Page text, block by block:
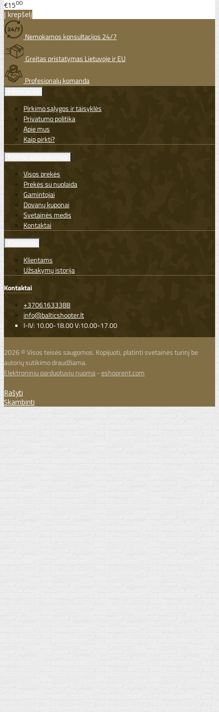
€1500
Į krepšelį
Nemokamos konsultacijos 24/7
Greitas pristatymas Lietuvoje ir EU
Profesionalų komanda
Pirkimo sąlygos ir taisyklės
Privatumo politika
Apie mus
Kaip pirkti?
Visos prekės
Prekės su nuolaida
Gamintojai
Dovanų kuponai
Svetainės medis
Kontaktai
Klientams
Užsakymų istorija
Kontaktai
+37061633388
info@balticshooter.lt
I-IV: 10.00-18.00 V:10.00-17.00
2026 © Visos teisės saugomos. Kopijuoti, platinti svetainės turinį be
autorių sutikimo draudžiama.
Elektroninių parduotuvių nuoma-eshoprent.com
Rašyti
Skambinti